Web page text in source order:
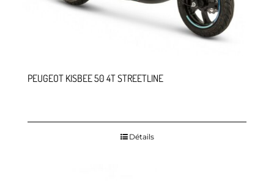
PEUGEOT KISBEE 50 4T STREETLINE
Détails